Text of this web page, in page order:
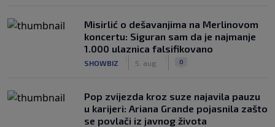
Misirlić o dešavanjima na Merlinovom
koncertu: Siguran sam da je najmanje
1.000 ulaznica falsifikovano
SHOWBIZ 5. aug. 0
Pop zvijezda kroz suze najavila pauzu
u karijeri: Ariana Grande pojasnila zašto
se povlači iz javnog života